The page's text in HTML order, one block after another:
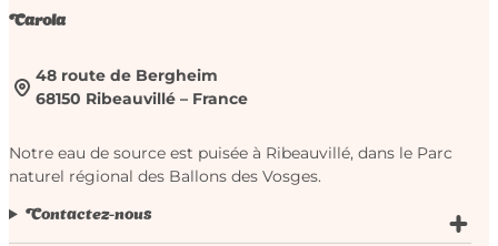
Carola
48 route de Bergheim
68150 Ribeauvillé – France
Notre eau de source est puisée à Ribeauvillé, dans le Parc
naturel régional des Ballons des Vosges.
Contactez-nous